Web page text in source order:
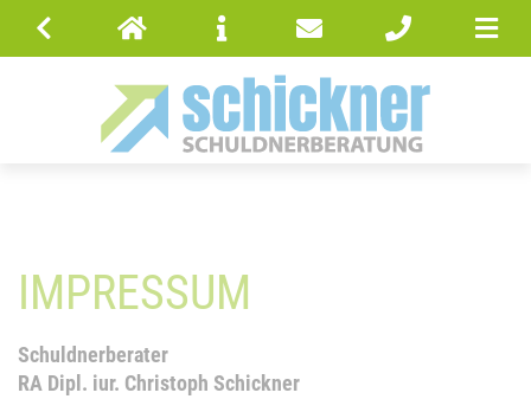
IMPRESSUM
Schuldnerberater
RA Dipl. iur. Christoph Schickner